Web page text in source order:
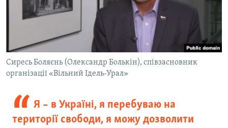
Сиресь Боляєнь (Олександр Болькін), співзасновник
організації «Вільний Ідель-Урал»
Я – в Україні, я перебуваю на
території свободи, я можу дозволити